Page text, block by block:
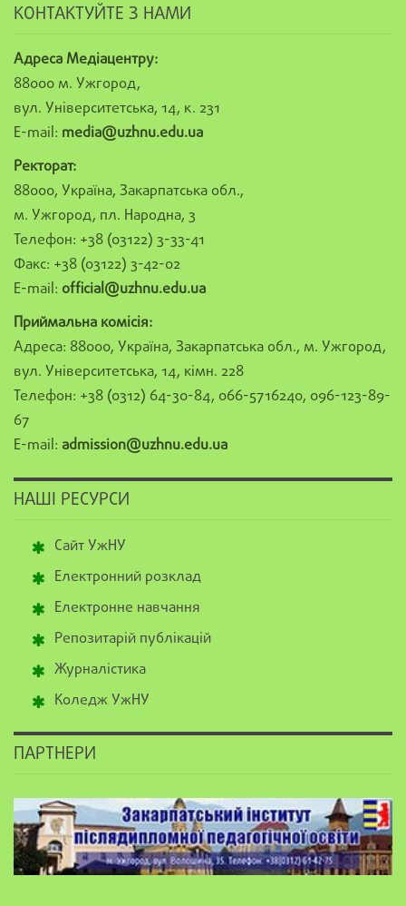
КОНТАКТУЙТЕ З НАМИ
Адреса Медіацентру:
88000 м. Ужгород,
вул. Університетська, 14, к. 231
E-mail: media@uzhnu.edu.ua
Ректорат:
88000, Україна, Закарпатська обл.,
м. Ужгород, пл. Народна, 3
Телефон: +38 (03122) 3-33-41
Факс: +38 (03122) 3-42-02
E-mail: official@uzhnu.edu.ua
Приймальна комісія:
Адреса: 88000, Україна, Закарпатська обл., м. Ужгород,
вул. Університетська, 14, кімн. 228
Телефон: +38 (0312) 64-30-84, 066-5716240, 096-123-89-
67
E-mail: admission@uzhnu.edu.ua
НАШІ РЕСУРСИ
Сайт УжНУ
Електронний розклад
Електронне навчання
Репозитарій публікацій
Журналістика
Коледж УжНУ
ПАРТНЕРИ